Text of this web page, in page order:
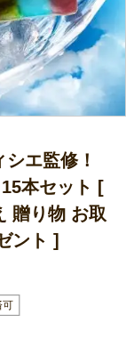
エ監修！
本セット [
贈り物 お取
ント ]